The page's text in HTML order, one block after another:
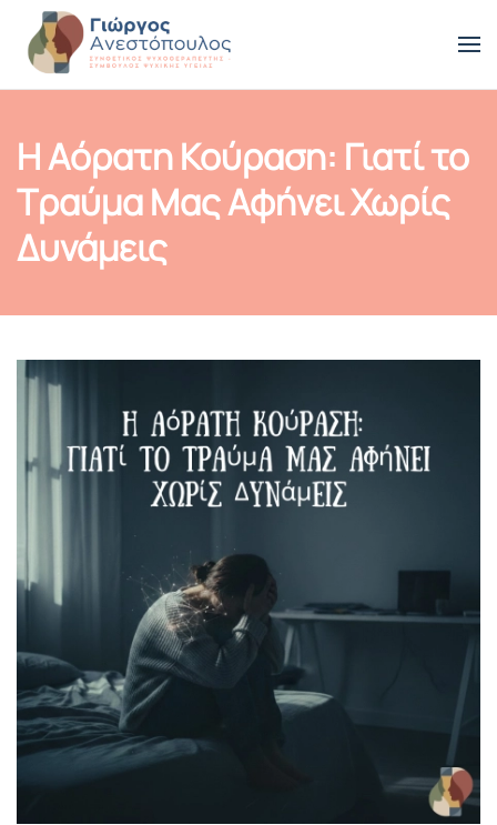
Skip to main content
Η Αόρατη Κούραση: Γιατί το
Τραύμα Μας Αφήνει Χωρίς
Δυνάμεις